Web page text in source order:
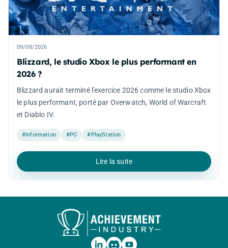
09/08/2026
Blizzard, le studio Xbox le plus performant en
2026 ?
Blizzard aurait terminé l'exercice 2026 comme le studio Xbox
le plus performant, porté par Overwatch, World of Warcraft
et Diablo IV.
#Information #PC #PlayStation
Lire la suite